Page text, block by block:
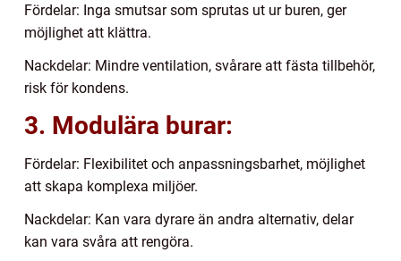
Fördelar: Inga smutsar som sprutas ut ur buren, ger
möjlighet att klättra.
Nackdelar: Mindre ventilation, svårare att fästa tillbehör,
risk för kondens.
3. Modulära burar:
Fördelar: Flexibilitet och anpassningsbarhet, möjlighet
att skapa komplexa miljöer.
Nackdelar: Kan vara dyrare än andra alternativ, delar
kan vara svåra att rengöra.